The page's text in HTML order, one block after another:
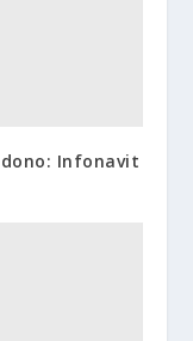
Infonavit